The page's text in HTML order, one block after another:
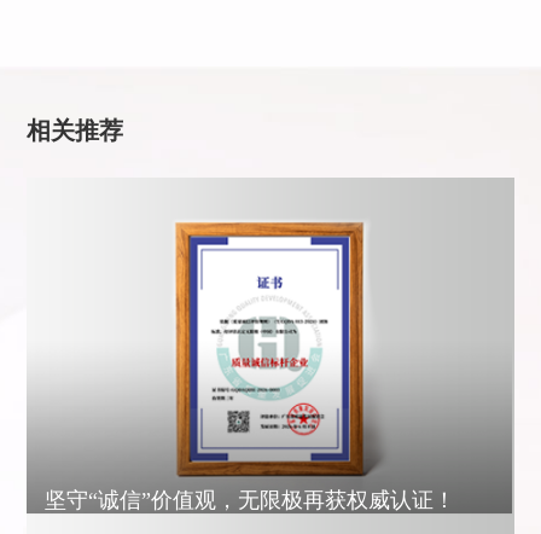
相关推荐
坚守“诚信”价值观，无限极再获权威认证！